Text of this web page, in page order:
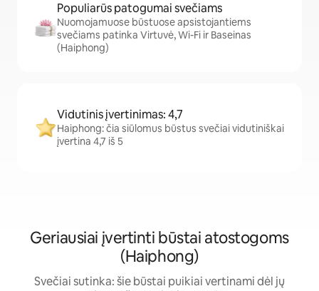
Populiarūs patogumai svečiams
Nuomojamuose būstuose apsistojantiems
svečiams patinka Virtuvė, Wi-Fi ir Baseinas
(Haiphong)
Vidutinis įvertinimas: 4,7
Haiphong: čia siūlomus būstus svečiai vidutiniškai
įvertina 4,7 iš 5
Geriausiai įvertinti būstai atostogoms
(Haiphong)
Svečiai sutinka: šie būstai puikiai vertinami dėl jų